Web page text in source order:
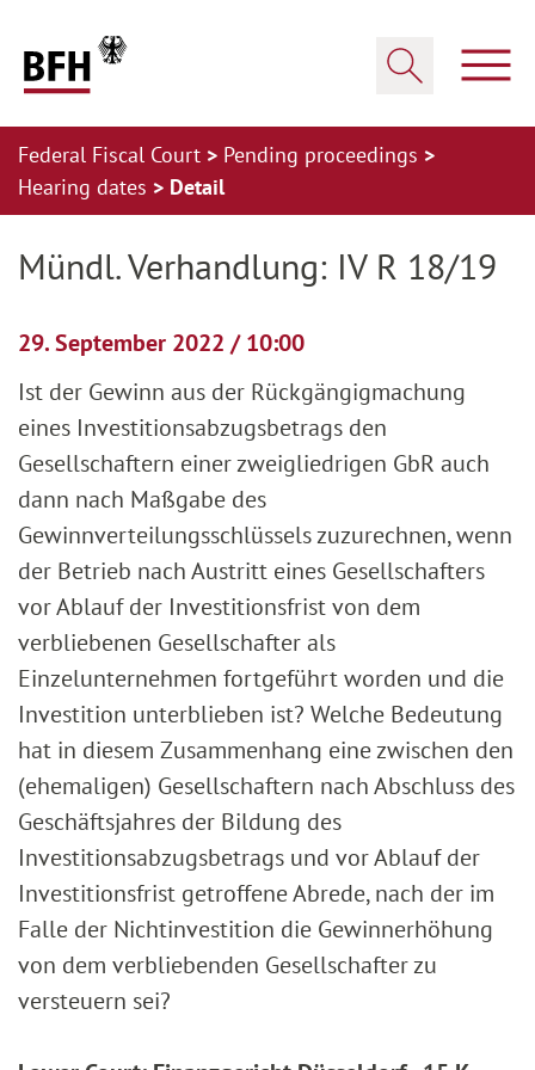
Federal Fiscal Court
Pending proceedings
Hearing dates
Detail
Mündl. Verhandlung: IV R 18/19
29. September 2022 / 10:00
Ist der Gewinn aus der Rückgängigmachung
eines Investitionsabzugsbetrags den
Gesellschaftern einer zweigliedrigen GbR auch
dann nach Maßgabe des
Gewinnverteilungsschlüssels zuzurechnen, wenn
der Betrieb nach Austritt eines Gesellschafters
vor Ablauf der Investitionsfrist von dem
verbliebenen Gesellschafter als
Einzelunternehmen fortgeführt worden und die
Investition unterblieben ist? Welche Bedeutung
hat in diesem Zusammenhang eine zwischen den
(ehemaligen) Gesellschaftern nach Abschluss des
Geschäftsjahres der Bildung des
Investitionsabzugsbetrags und vor Ablauf der
Investitionsfrist getroffene Abrede, nach der im
Falle der Nichtinvestition die Gewinnerhöhung
von dem verbliebenden Gesellschafter zu
versteuern sei?